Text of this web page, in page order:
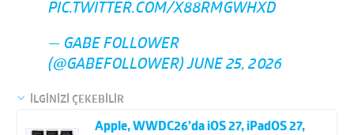
PIC.TWITTER.COM/X88RMGWHXD
— ‎GABE FOLLOWER
(@GABEFOLLOWER)JUNE 25, 2026
İLGİNİZİ ÇEKEBİLİR
Apple, WWDC26’da iOS 27, iPadOS 27,